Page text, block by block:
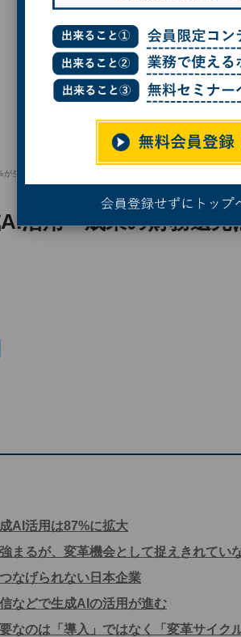
が生成AI活用 成果の財務還元は6カ国最下位、PwC調査
AI活用 成果の財務還元
AI活用は87%に拡大
強まるが、変革機会として捉えきれてい
なげられない日本企業
などで生成AIの活用が進む
なのは「導入」ではなく「変革サイクル